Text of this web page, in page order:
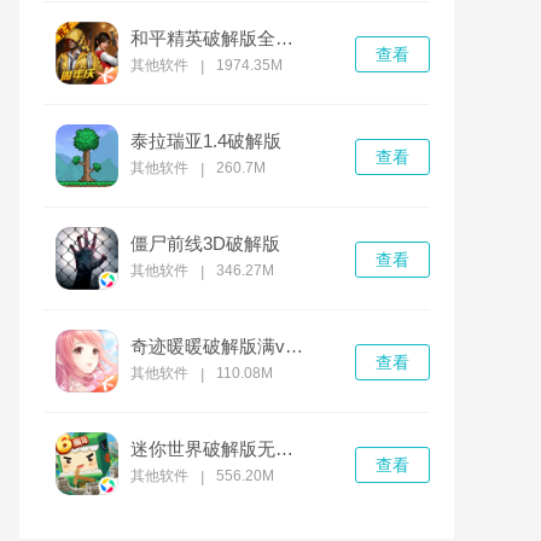
和平精英破解版全无限免费下载
其他软件 1974.35M
查看
泰拉瑞亚1.4破解版
其他软件 260.7M
查看
僵尸前线3D破解版
其他软件 346.27M
查看
奇迹暖暖破解版满v无限钻石
其他软件 110.08M
查看
迷你世界破解版无限迷你币和迷你豆
其他软件 556.20M
查看